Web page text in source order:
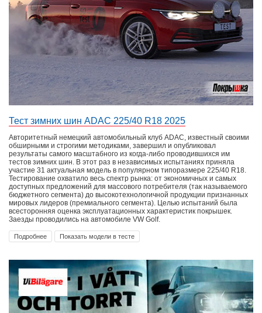
Тест зимних шин ADAC 225/40 R18 2025
Авторитетный немецкий автомобильный клуб ADAC, известный своими
обширными и строгими методиками, завершил и опубликовал
результаты самого масштабного из когда-либо проводившихся им
тестов зимних шин. В этот раз в независимых испытаниях приняла
участие 31 актуальная модель в популярном типоразмере 225/40 R18.
Тестирование охватило весь спектр рынка: от экономичных и самых
доступных предложений для массового потребителя (так называемого
бюджетного сегмента) до высокотехнологичной продукции признанных
мировых лидеров (премиального сегмента). Целью испытаний была
всесторонняя оценка эксплуатационных характеристик покрышек.
Заезды проводились на автомобиле VW Golf.
Подробнее Показать модели в тесте